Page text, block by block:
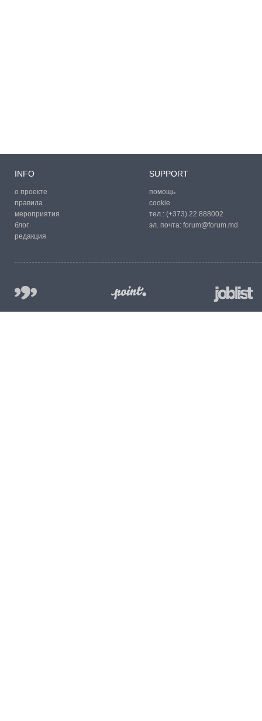
INFO
о проекте
правила
мероприятия
блог
редакция
SUPPORT
помощь
cookie
тел.: (+373) 22 888002
эл. почта: forum@forum.md